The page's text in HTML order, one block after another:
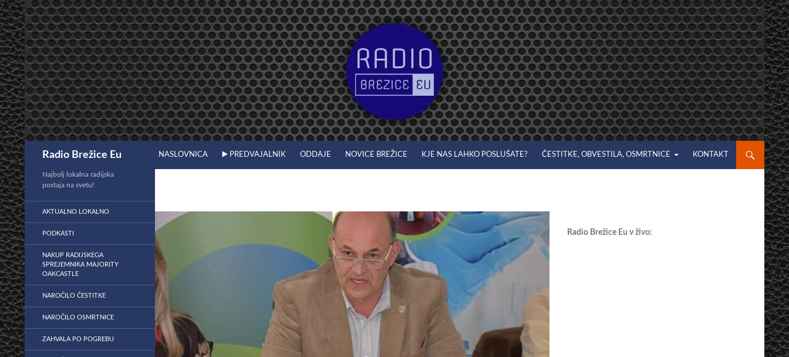
Preskoči
na
vsebino
Radio Brežice Eu NASLOVNICA ▶️ PREDVAJALNIK ODDAJE NOVICE BREŽICE KJE NAS LAHKO POSLUŠATE? ČESTITKE, OBVESTILA, OSMRTNICE KONTAKT
Radio Brežice Eu v živo:
Najbolj lokalna radijska
postaja na svetu!
AKTUALNO LOKALNO
PODKASTI
NAKUP RADIJSKEGA
SPREJEMNIKA MAJORITY
OAKCASTLE
NAROČILO ČESTITKE
NAROČILO OSMRTNICE
ZAHVALA PO POGREBU